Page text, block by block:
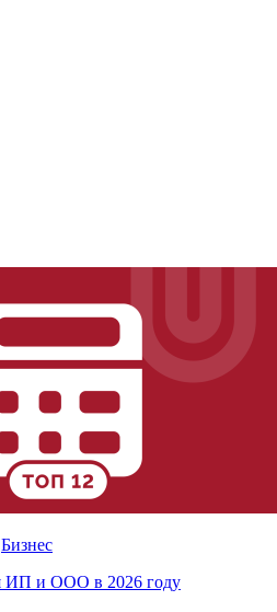
Бизнес
ИП и ООО в 2026 году